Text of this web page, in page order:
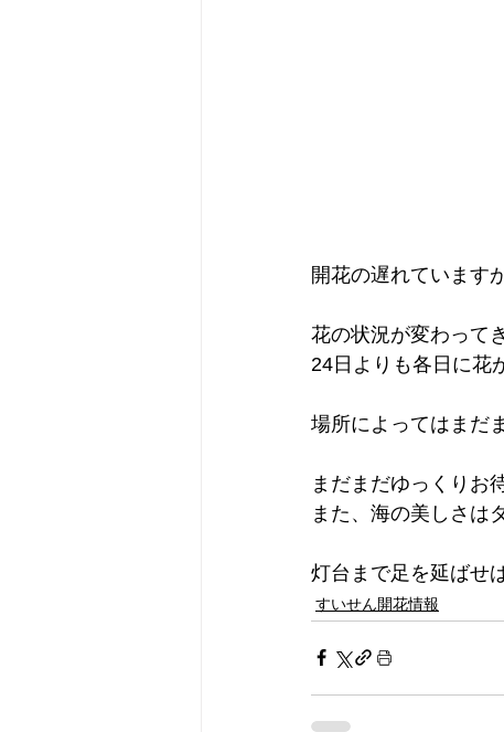
開花の遅れています
花の状況が変わって
24日よりも各日に花
場所によってはまだ
まだまだゆっくりお
また、海の美しさは
灯台まで足を延ばせ
すいせん開花情報